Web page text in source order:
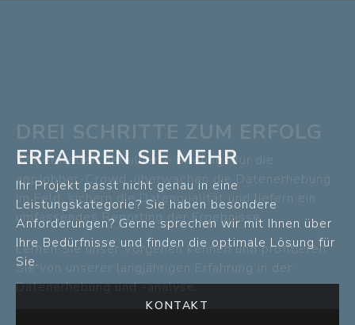
ERFAHREN SIE MEHR
Ihr Projekt passt nicht genau in eine
Leistungskategorie? Sie haben besondere
Anforderungen? Gerne sprechen wir mit Ihnen über
Ihre Bedürfnisse und finden die optimale Lösung für
Sie.
KONTAKT